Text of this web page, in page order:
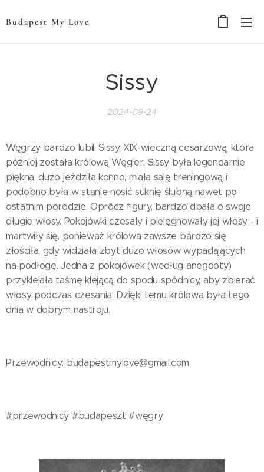
Budapest My Love
Sissy
2024-09-24
Węgrzy bardzo lubili Sissy, XIX-wieczną cesarzową, która
później została królową Węgier. Sissy była legendarnie
piękna, dużo jeździła konno, miała salę treningową i
podobno była w stanie nosić suknię ślubną nawet po
ostatnim porodzie. Oprócz figury, bardzo dbała o swoje
długie włosy. Pokojówki czesały i pielęgnowały jej włosy - i
martwiły się, ponieważ królowa zawsze bardzo się
złościła, gdy widziała zbyt dużo włosów wypadających
na podłogę. Jedna z pokojówek (według anegdoty)
przyklejała taśmę klejącą do spodu spódnicy, aby zbierać
włosy podczas czesania. Dzięki temu królowa była tego
dnia w dobrym nastroju.
Przewodnicy: budapestmylove@gmail.com
#przewodnicy #budapeszt #węgry